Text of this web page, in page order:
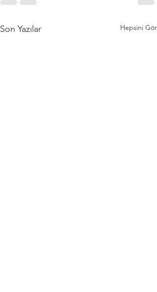
Son Yazılar Hepsini Gör